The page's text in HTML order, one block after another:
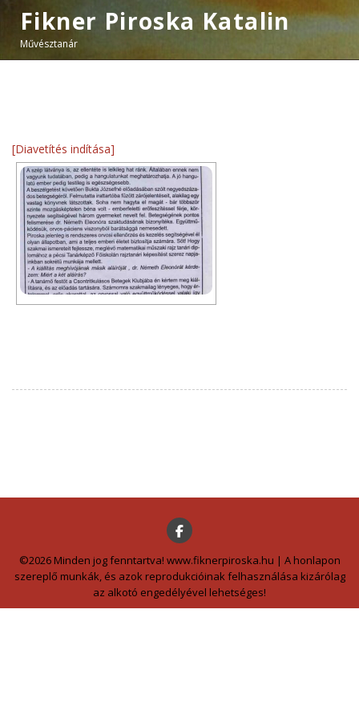
Fikner Piroska Katalin
Művésztanár
[Diavetítés indítása]
©2026 Minden jog fenntartva! www.fiknerpiroska.hu | A honlapon
szereplő munkák, és azok reprodukcióinak felhasználása kizárólag
az alkotó engedélyével lehetséges!